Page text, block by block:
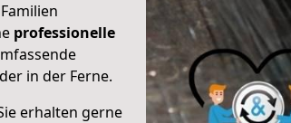
professionelle
in der Ferne.
erhalten gerne